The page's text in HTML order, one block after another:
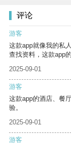
评论
游客
这款app就像我的私
查找资料，这款app
2025-09-01
游客
这款app的酒店、餐
验。
2025-09-01
游客